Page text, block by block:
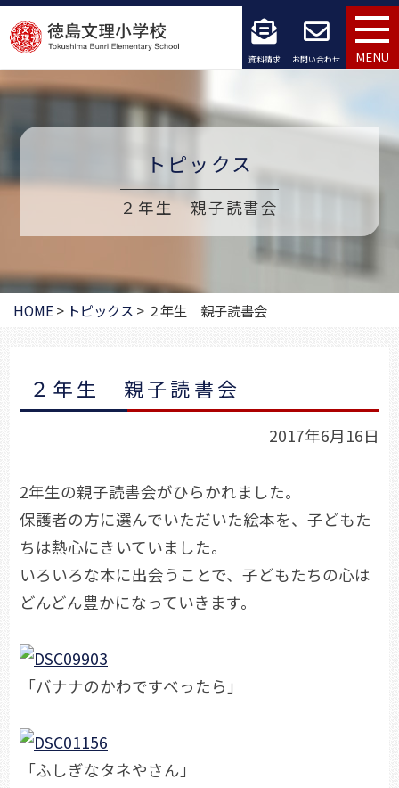
コ
ン
テ
へ
ッ
資料請求 お問い合わせ MENU
トピックス
２年生 親子読書会
HOME> トピックス > ２年生 親子読書会
２年生 親子読書会
2017年6月16日
2年生の親子読書会がひらかれました。
保護者の方に選んでいただいた絵本を、子どもた
ちは熱心にきいていました。
いろいろな本に出会うことで、子どもたちの心は
どんどん豊かになっていきます。
「バナナのかわですべったら」
「ふしぎなタネやさん」